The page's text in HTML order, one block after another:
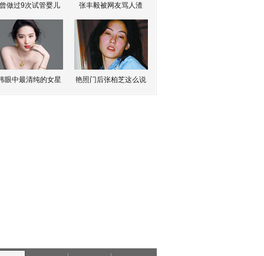
做过9次试管婴儿 张丰毅被网友骂人渣
眼中最清纯的女星 艳照门后张柏芝这么说